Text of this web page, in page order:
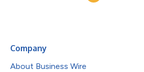
Company
About Business Wire